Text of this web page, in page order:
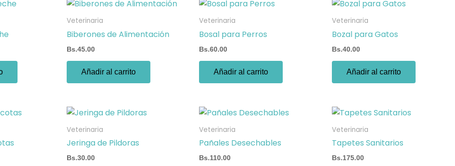
Veterinaria
Biberones de Alimentación
Bs.45.00
Añadir al carrito
Veterinaria
Bosal para Perros
Bs.60.00
Añadir al carrito
Veterinaria
Bozal para Gatos
Bs.40.00
Añadir al carrito
Veterinaria
Jeringa de Pildoras
Bs.30.00
Veterinaria
Pañales Desechables
Bs.110.00
Veterinaria
Tapetes Sanitarios
Bs.175.00